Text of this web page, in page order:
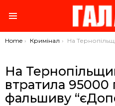
You are here:
Home Кримінал На Тернопільщині жінка втратила 95000 грн через фальшиву “єДопомогу”
На
втратила 95000
фальшиву